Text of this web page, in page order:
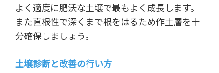
よく適度に肥沃な土壌で最もよく成長します。
また直根性で深くまで根をはるため作土層を十
分確保しましょう。
土壌診断と改善の行い方